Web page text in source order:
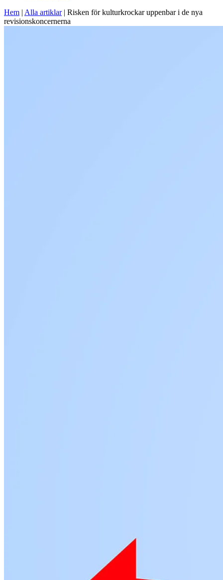
Hem | Alla artiklar| Risken för kulturkrockar uppenbar i de nya
revisionskoncernerna